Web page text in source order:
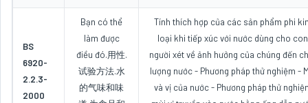
BS
6920-
2.2.3-
2000
Bạn có thể
làm được
điều đó.用性.
试验方法.水
的气味和味
Tính thích hợp của các sản phẩm phi
loại khi tiếp xúc với nước dùng cho con
người xét về ảnh hưởng của chúng đến
lượng nước - Phương pháp thử nghiệm -
và vị của nước - Phương pháp thử